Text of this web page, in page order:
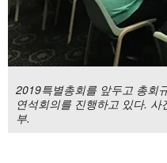
2019특별총회를 앞두고 총회
연석회의를 진행하고 있다.
부.